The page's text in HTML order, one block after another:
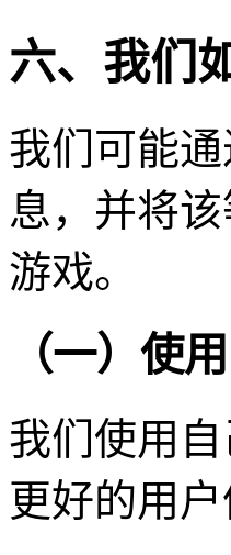
六、我们
我们可能通
息，并将
游戏。
（一）使
我们使用自
更好的用